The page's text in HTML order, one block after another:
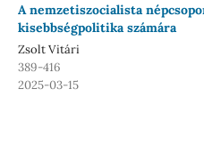
A nemzetiszocialista
kisebbségpolitika számára
Zsolt Vitári
389-416
2025-03-15